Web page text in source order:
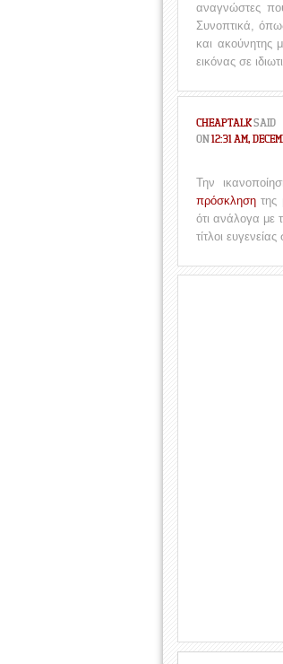
αναγνώστες
Συνοπτικά,
και ακούνητης
εικόνας σε
CHEAPTALKSAID
ON12:31 AM,
Την
πρόσκληση της
ότι ανάλογα με
τίτλοι ευγενείας